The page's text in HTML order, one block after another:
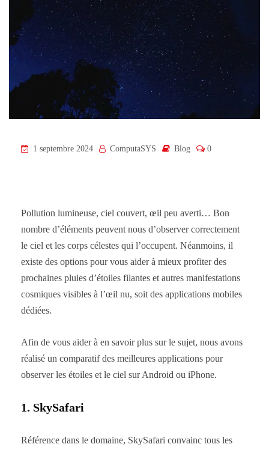
1 septembre 2024 ComputaSYS Blog 0
Pollution lumineuse, ciel couvert, œil peu averti… Bon
nombre d’éléments peuvent nous d’observer correctement
le ciel et les corps célestes qui l’occupent. Néanmoins, il
existe des options pour vous aider à mieux profiter des
prochaines pluies d’étoiles filantes et autres manifestations
cosmiques visibles à l’œil nu, soit des applications mobiles
dédiées.
Afin de vous aider à en savoir plus sur le sujet, nous avons
réalisé un comparatif des meilleures applications pour
observer les étoiles et le ciel sur Android ou iPhone.
1. SkySafari
Référence dans le domaine, SkySafari convainc tous les